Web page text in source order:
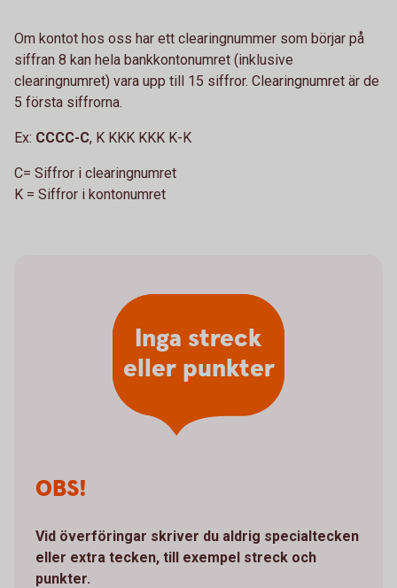
Om kontot hos oss har ett clearingnummer som börjar på
siffran 8 kan hela bankkontonumret (inklusive
clearingnumret) vara upp till 15 siffror. Clearingnumret är de
5 första siffrorna.
Ex: CCCC-C, K KKK KKK K-K
C= Siffror i clearingnumret
K = Siffror i kontonumret
Inga streck
eller punkter
OBS!
Vid överföringar skriver du aldrig specialtecken
eller extra tecken, till exempel streck och
punkter.